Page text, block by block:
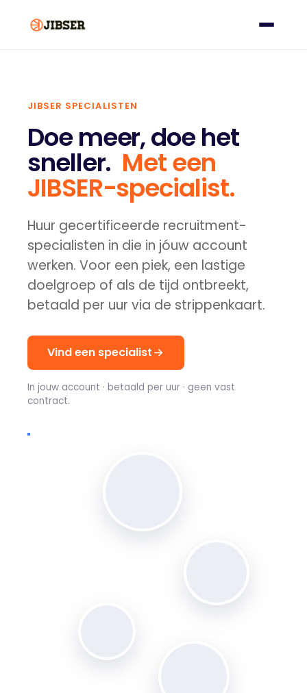
JIBSER SPECIALISTEN
Doe meer, doe het
sneller. Met een
JIBSER-specialist.
Huur gecertificeerde recruitment-
specialisten in die in jóuw account
werken. Voor een piek, een lastige
doelgroep of als de tijd ontbreekt,
betaald per uur via de strippenkaart.
Vind een specialist
In jouw account · betaald per uur · geen vast
contract.